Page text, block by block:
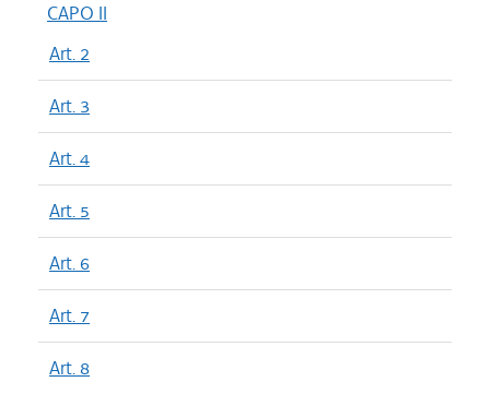
CAPO II
Art. 2
Art. 3
Art. 4
Art. 5
Art. 6
Art. 7
Art. 8